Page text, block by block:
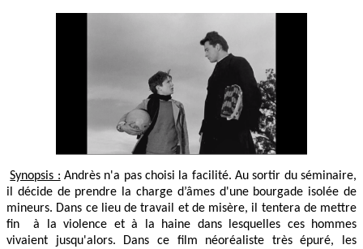
Synopsis : Andrès n'a pas choisi la facilité. Au sortir du séminaire,
il décide de prendre la charge d’âmes d'une bourgade isolée de
mineurs. Dans ce lieu de travail et de misère, il tentera de mettre
fin à la violence et à la haine dans lesquelles ces hommes
vivaient jusqu'alors. Dans ce film néoréaliste très épuré, les